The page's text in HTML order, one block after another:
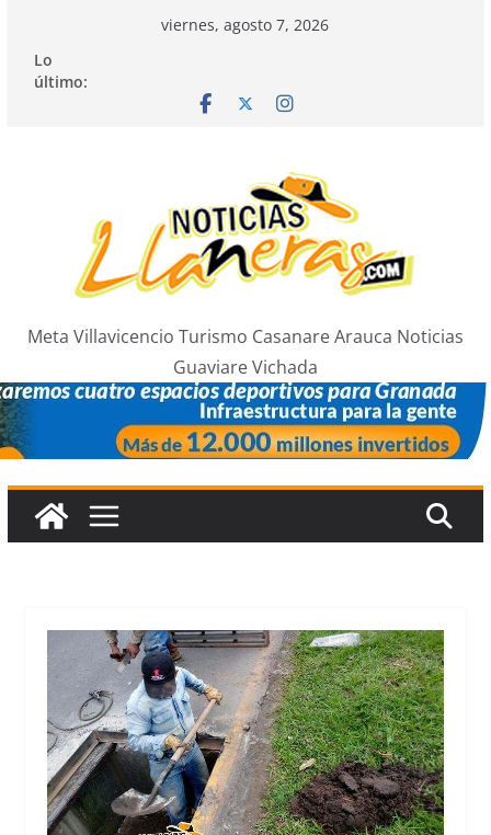
contenido
viernes, agosto 7, 2026
Lo
último:
Meta Villavicencio Turismo Casanare Arauca Noticias
Guaviare Vichada